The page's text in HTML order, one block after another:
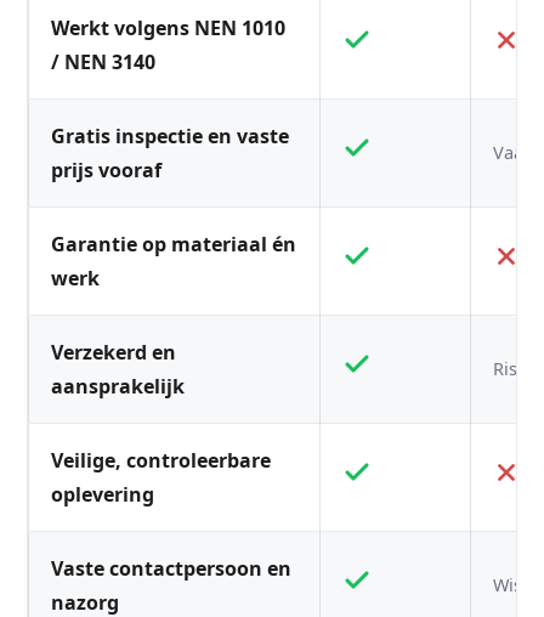
Werkt volgens NEN 1010
/ NEN 3140
Gratis inspectie en vaste
prijs vooraf
Vaak
Garantie op materiaal én
werk
Verzekerd en
aansprakelijk
Veilige, controleerbare
oplevering
Vaste contactpersoon en
nazorg